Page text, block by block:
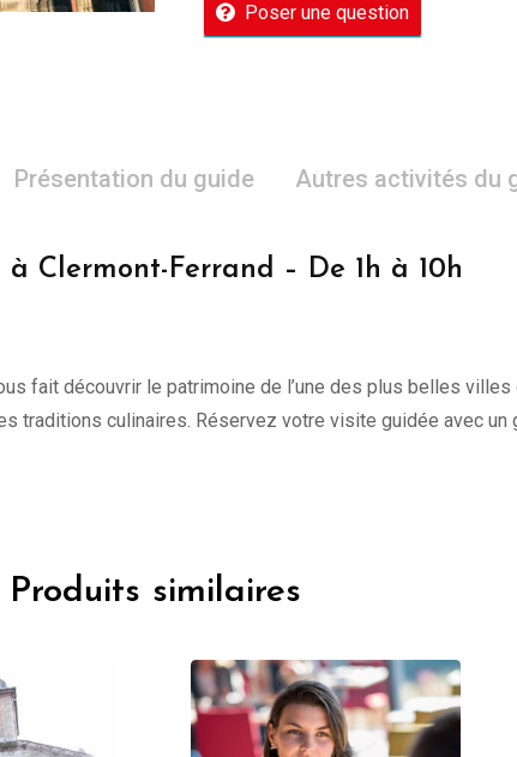
Poser une question
Présentation du guide Autres activités du
à Clermont-Ferrand – De 1h à 10h
fait découvrir le patrimoine de l’une des plus belles villes
traditions culinaires. Réservez votre visite guidée avec
Produits similaires